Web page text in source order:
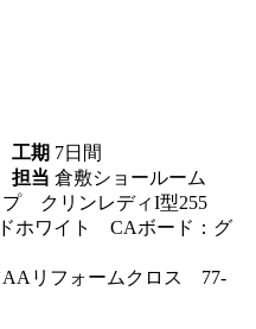
工期 7日間
担当 倉敷ショールーム
クリンレディI型255
ホワイト CAボード：グ
リフォームクロス 77-